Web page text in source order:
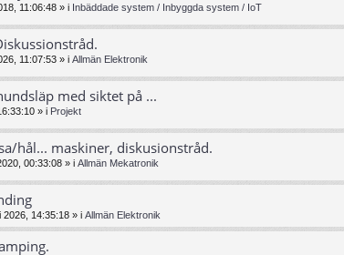
11:06:48 » i Inbäddade system / Inbyggda system / IoT
11:07:53 » i Allmän Elektronik
med siktet på ...
» i Projekt
hål... maskiner, diskusionstråd.
00:33:08 » i Allmän Mekatronik
2026, 14:35:18 » i Allmän Elektronik